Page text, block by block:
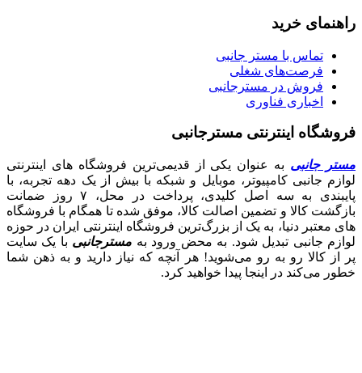
راهنمای خرید
تماس با مستر جانبی
فرصت‌های شغلی
فروش در مسترجانبی
اخباری فناوری
فروشگاه اینترنتی مسترجانبی
مستر جانبی به عنوان یکی از قدیمی‌ترین فروشگاه های اینترنتی
لوازم جانبی کامپیوتر، موبایل و شبکه با بیش از یک دهه تجربه، با
پایبندی به سه اصل کلیدی، پرداخت در محل، ۷ روز ضمانت
بازگشت کالا و تضمین اصالت کالا، موفق شده تا همگام با فروشگاه‌
های معتبر دنیا، به یک از بزرگ‌ترین فروشگاه اینترنتی ایران در حوزه
لوازم جانبی تبدیل شود. به محض ورود به مسترجانبی با یک سایت
پر از کالا رو به رو می‌شوید! هر آنچه که نیاز دارید و به ذهن شما
خطور می‌کند در اینجا پیدا خواهید کرد.